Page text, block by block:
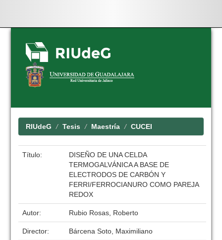
Skip
navigation
RIUdeG Tesis Maestría CUCEI
Título:
DISEÑO DE UNA CELDA
TERMOGALVÁNICA A BASE DE
ELECTRODOS DE CARBÓN Y
FERRI/FERROCIANURO COMO PAREJA
REDOX
Autor: Rubio Rosas, Roberto
Director: Bárcena Soto, Maximiliano